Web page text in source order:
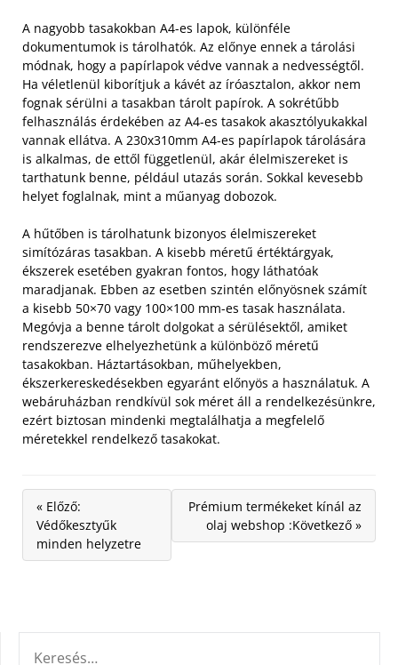
A nagyobb tasakokban A4-es lapok, különféle
dokumentumok is tárolhatók. Az előnye ennek a tárolási
módnak, hogy a papírlapok védve vannak a nedvességtől.
Ha véletlenül kiborítjuk a kávét az íróasztalon, akkor nem
fognak sérülni a tasakban tárolt papírok. A sokrétűbb
felhasználás érdekében az A4-es tasakok akasztólyukakkal
vannak ellátva. A 230x310mm A4-es papírlapok tárolására
is alkalmas, de ettől függetlenül, akár élelmiszereket is
tarthatunk benne, például utazás során. Sokkal kevesebb
helyet foglalnak, mint a műanyag dobozok.
A hűtőben is tárolhatunk bizonyos élelmiszereket
simítózáras tasakban. A kisebb méretű értéktárgyak,
ékszerek esetében gyakran fontos, hogy láthatóak
maradjanak. Ebben az esetben szintén előnyösnek számít
a kisebb 50×70 vagy 100×100 mm-es tasak használata.
Megóvja a benne tárolt dolgokat a sérülésektől, amiket
rendszerezve elhelyezhetünk a különböző méretű
tasakokban. Háztartásokban, műhelyekben,
ékszerkereskedésekben egyaránt előnyös a használatuk. A
webáruházban rendkívül sok méret áll a rendelkezésünkre,
ezért biztosan mindenki megtalálhatja a megfelelő
méretekkel rendelkező tasakokat.
« Előző:
Védőkesztyűk
minden helyzetre
Prémium termékeket kínál az
olaj webshop :Következő »